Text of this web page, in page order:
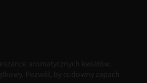
aromatycznych kwiatów.
Pozwól, by cudowny zapach